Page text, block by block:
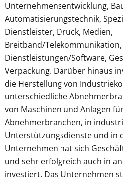
Unternehmensentwicklung,
Automatisierungstechnik,
Dienstleister, Druck, Medien,
Breitband/Telekommunikation,
Dienstleistungen/Software,
Verpackung. Darüber hinaus
die Herstellung von
unterschiedliche
von Maschinen und Anlagen
Abnehmerbranchen, in
Unterstützungsdienste und in
Unternehmen hat sich
und sehr erfolgreich auch in
investiert. Das Unternehmen